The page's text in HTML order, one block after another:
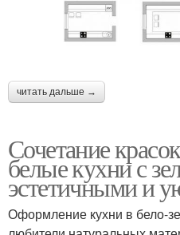
читать дальше →
Сочетание
белые кухни с
эстетичными и
Оформление кухни в бело-